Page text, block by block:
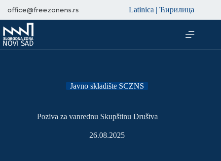
office@freezonens.rs Latinica |Ћирилица
Javno skladište SCZNS
Poziva za vanrednu Skupštinu Društva
26.08.2025